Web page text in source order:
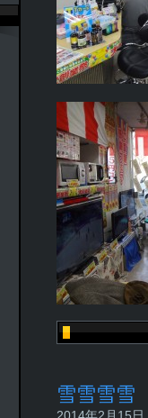
雪雪雪雪
2014年2月15